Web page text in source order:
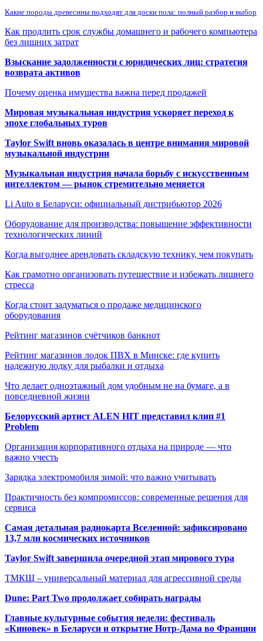
Какие породы древесины подходят для доски пола: полный разбор и выбор
Как продлить срок службы домашнего и рабочего компьютера
без лишних затрат
Взыскание задолженности с юридических лиц: стратегия
возврата активов
Почему оценка имущества важна перед продажей
Мировая музыкальная индустрия ускоряет переход к
эпохе глобальных туров
Taylor Swift вновь оказалась в центре внимания мировой
музыкальной индустрии
Музыкальная индустрия начала борьбу с искусственным
интеллектом — рынок стремительно меняется
Li Auto в Беларуси: официальный дистрибьютор 2026
Оборудование для производства: повышение эффективности
технологических линий
Когда выгоднее арендовать складскую технику, чем покупать
Как грамотно организовать путешествие и избежать лишнего
стресса
Когда стоит задуматься о продаже медицинского
оборудования
Рейтинг магазинов счётчиков банкнот
Рейтинг магазинов лодок ПВХ в Минске: где купить
надежную лодку для рыбалки и отдыха
Что делает одноэтажный дом удобным не на бумаге, а в
повседневной жизни
Белорусский артист ALEN HIT представил клип #1
Problem
Организация корпоративного отдыха на природе — что
важно учесть
Зарядка электромобиля зимой: что важно учитывать
Практичность без компромиссов: современные решения для
сервиса
Самая детальная радиокарта Вселенной: зафиксировано
13,7 млн космических источников
Taylor Swift завершила очередной этап мирового тура
ТМКЩ – универсальный материал для агрессивной среды
Dune: Part Two продолжает собирать награды
Главные культурные события недели: фестиваль
«Киновек» в Беларуси и открытие Нотр-Дама во Франции